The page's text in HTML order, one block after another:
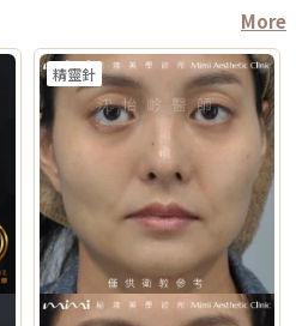
，除非有醫療必要且經監護人與專業醫
量作用以機械式震動為主，而非傳統以
邊組織較為溫和，修復期相對短。搭配
能量更集中在斑點本身，減少熱擴散造成
準、可控的淺層色素改善者，是較新的
果嗎？需要做幾次比較理想？淺層曬
步變化；但深層或混合型色素通常需要
方式呈現。實際次數與間隔仍須依個人
是否有反黑風險？術後該注意什麼？
但 Reepot 因熱傷害較低、加上冷卻系
於防曬和保濕，尤其治療後一週避免曝
後指示照護，能大幅降低色素反應的機
嗎？Reepot 的能量模式相對溫
為友善。但敏感肌的特性是屏障本身不
況，若正處於發炎、乾裂或紅敏期，建
做 Reepot 之後多久可以搭配其他醫美
此若要搭配保濕導入、水光等溫和療
垂：可以和醫師討論電音波搭配。這
式療程」來做規劃。不是每個人都只需
在哪一層，再決定適合電波、音波，還
？可以，但不是每個人都一定需要。電
評估下，兩者確實可以搭配。常見做法
波改善皮膚緊緻與膚質鬆弛，讓效果更
多越好」。發數、能量、施作順序、間
計。如果臉部脂肪偏少、皮膚偏薄、曾
，更要讓醫師完整評估，避免過度治
第一，先判斷自己是哪一種老化問題在
個比較好」，而是要先看自己的老化問
四大類：組織鬆弛下垂、結構性凹陷、
要處理的是「鬆弛與下垂」這一類問
緊緻度；音波偏向改善輪廓下垂、嘴邊
陷、淚溝、臉頰凹陷這類結構性凹陷，
單靠電波或音波不一定能解決，需要搭
格，更要看療程規劃是否合理電波音波
、施作部位、能量設定與診所規劃影
用價格做決定，很容易忽略真正重要的
受 膚質變細、臉
，其實可以用生活化的方式理解。單極
的範圍，主要作用於較深層皮膚組織
支撐感相關需求。鳳凰電波即屬於單極
中在兩個電極之間，作用範圍相對較
等需求。無雙電波的特色，在於將單極
中。根據官方資料，DENSITY 可透過
層與淺層皮膚。因此，兩者並不是「誰
主要需求為輪廓拉提與緊緻，單極射頻
同時兼顧膚質細緻與輕度緊緻，複合式
：拉提感、緊緻感、膚質感不一樣1. 拉
張英睿皮膚專科診所地
電話：(02)-2250-6065LINE：
xat.0000195926.1nz?
More
精靈針